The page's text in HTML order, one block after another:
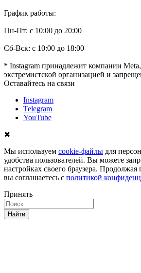
График работы:
Пн-Пт: с 10:00 до 20:00
Сб-Вск: с 10:00 до 18:00
* Instagram принадлежит компании
экстремистской организацией и
Оставайтесь на связи
Instagram
Telegram
YouTube
✖
Мы используем cookie-файлы для
удобства пользователей. Вы можете
настройках своего браузера. Продолжая
вы соглашаетесь с политикой
Принять
Найти